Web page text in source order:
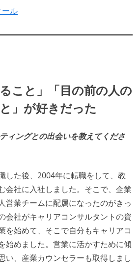
ル
こと」「目の前の人の
」が好きだった
ィングとの出会いを教えてくださ
した後、2004年に転職をして、教
会社に入社しました。そこで、企業
営業チームに配属になったのがきっ
会社がキャリアコンサルタントの資
を始めて、そこで自分もキャリアコ
始めました。営業に活かすために傾
い、産業カウンセラーも取得しまし